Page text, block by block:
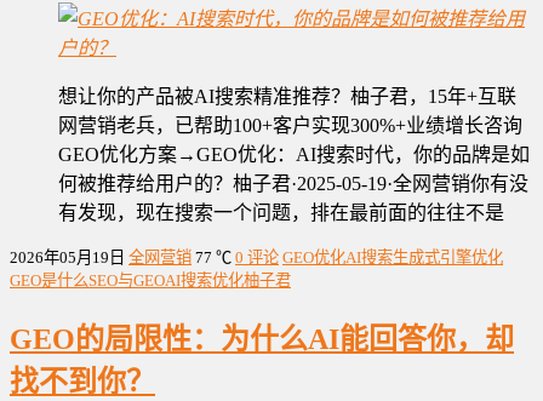
想让你的产品被AI搜索精准推荐？柚子君，15年+互联
网营销老兵，已帮助100+客户实现300%+业绩增长咨询
GEO优化方案→GEO优化：AI搜索时代，你的品牌是如
何被推荐给用户的？柚子君·2025-05-19·全网营销你有没
有发现，现在搜索一个问题，排在最前面的往往不是
2026年05月19日 全网营销 77 ℃ 0 评论 GEO优化AI搜索生成式引擎优化
GEO是什么SEO与GEOAI搜索优化柚子君
GEO的局限性：为什么AI能回答你，却
找不到你？